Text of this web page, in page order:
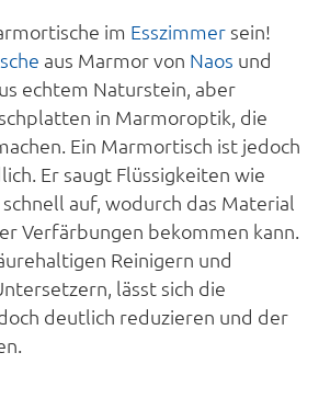
im Esszimmer sein!
aus Marmor von Naos und
echtem Naturstein, aber
in Marmoroptik, die
Ein Marmortisch ist jedoch
Er saugt Flüssigkeiten wie
auf, wodurch das Material
Verfärbungen bekommen kann.
Reinigern und
lässt sich die
deutlich reduzieren und der